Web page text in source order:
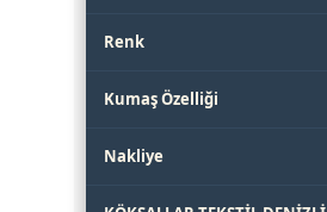
Renk
Kumaş Özelliği
Nakliye